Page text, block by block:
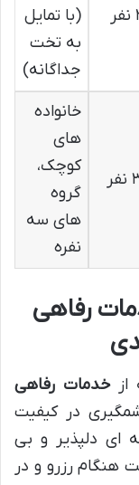
(با تمایل
به تخت
جداگانه)
خانواده
های
کوچک،
گروه
های سه
نفره
رفاهی
ازخدمات رفاهی
در کیفیت
ای دلپذیر و بی
هنگام رزرو و در